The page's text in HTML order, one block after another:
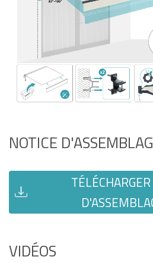
NOTICE
VIDÉOS